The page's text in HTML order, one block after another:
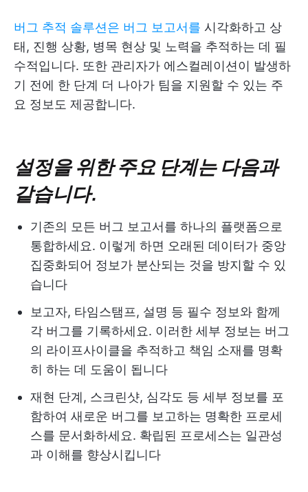
버그 추적 솔루션은 버그 보고서를 시각화하고 상
태, 진행 상황, 병목 현상 및 노력을 추적하는 데 필
수적입니다. 또한 관리자가 에스컬레이션이 발생하
기 전에 한 단계 더 나아가 팀을 지원할 수 있는 주
요 정보도 제공합니다.
설정을 위한 주요 단계는 다음과
같습니다.
기존의 모든 버그 보고서를 하나의 플랫폼으로
통합하세요. 이렇게 하면 오래된 데이터가 중앙
집중화되어 정보가 분산되는 것을 방지할 수 있
습니다
보고자, 타임스탬프, 설명 등 필수 정보와 함께
각 버그를 기록하세요. 이러한 세부 정보는 버그
의 라이프사이클을 추적하고 책임 소재를 명확
히 하는 데 도움이 됩니다
재현 단계, 스크린샷, 심각도 등 세부 정보를 포
함하여 새로운 버그를 보고하는 명확한 프로세
스를 문서화하세요. 확립된 프로세스는 일관성
과 이해를 향상시킵니다